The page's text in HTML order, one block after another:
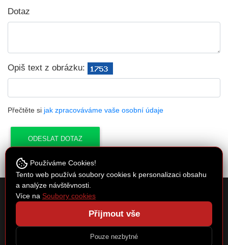
Dotaz
Opiš text z obrázku:
Přečtěte si jak zpracováváme vaše osobní údaje
Cykloservis Kučera
Spojovací 30, Písková Lhota 290 01
cyklocentrum@seznam.cz
Copyright © 2026 by Cykloservis Kučera | webové stránky:Regional|
Používáme Cookies!
Tento web používá soubory cookies k personalizaci obsahu
a analýze návštěvnosti.
Více na Soubory cookies
Přijmout vše
Pouze nezbytné